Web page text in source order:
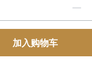
加入购物车